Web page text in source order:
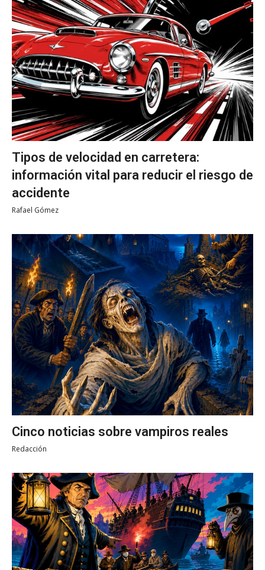
Tipos de velocidad en carretera:
información vital para reducir el riesgo de
accidente
Rafael Gómez
Cinco noticias sobre vampiros reales
Redacción